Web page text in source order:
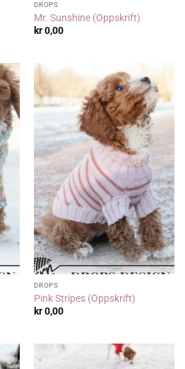
DROPS
Mr. Sunshine (Oppskrift)
kr0,00
DROPS
Pink Stripes (Oppskrift)
kr0,00